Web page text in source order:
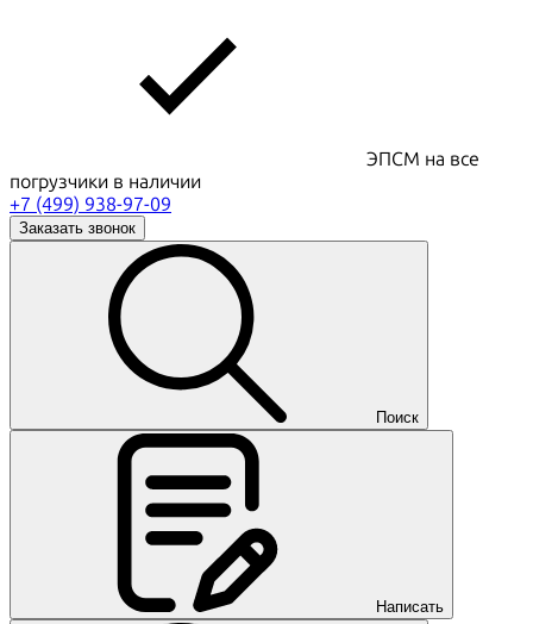
ЭПСМ на все
погрузчики в наличии
+7 (499) 938-97-09
Заказать звонок
Поиск
Написать